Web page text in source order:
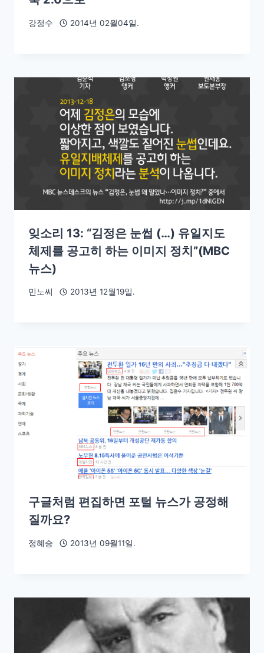
강정수 2014년 02월04일.
잊소리 13: “김정은 눈썹 (…) 유일지도
체제를 공고히 하는 이미지 정치”(MBC
뉴스)
민노씨 2013년 12월19일.
구글처럼 편집하면 포털 뉴스가 공정해
질까요?
정혜승 2013년 09월11일.